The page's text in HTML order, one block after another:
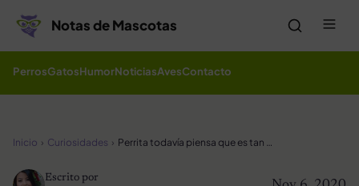
Notas de Mascotas
PerrosGatosHumorNoticiasAvesContacto
Inicio Curiosidades Perrita todavía piensa que es tan pequeña como para usar a su hermana de almohada
Escrito por